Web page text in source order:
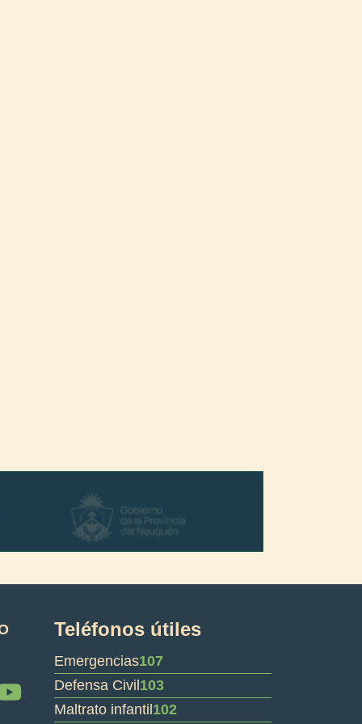
Y
o
Teléfonos útiles
Emergencias107
Defensa Civil 103
Maltrato infantil 102